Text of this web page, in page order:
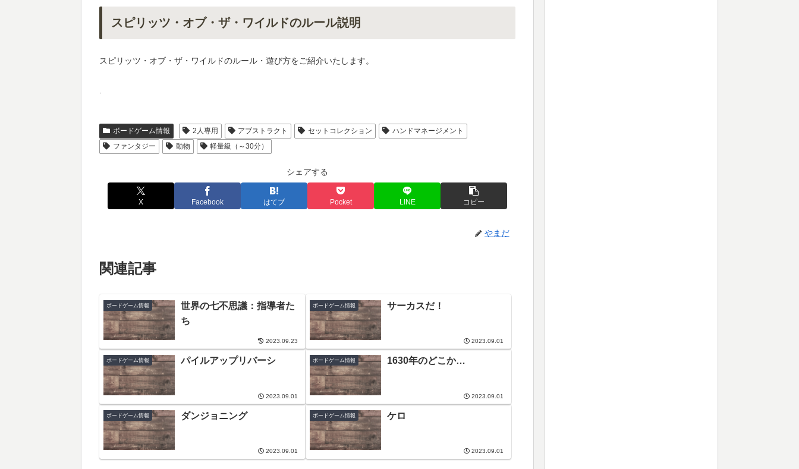
スピリッツ・オブ・ザ・ワイルドのルール説明
スピリッツ・オブ・ザ・ワイルドのルール・遊び方をご紹介いたします。
.
ボードゲーム情報 2人専用 アブストラクト セットコレクション
ハンドマネージメント
ファンタジー
動物 軽量級（～30分）
シェアする
X Facebook はてブ Pocket LINE コピー
やまだ
関連記事
ボードゲーム情報
世界の七不思議：指導者た
ち
2023.09.23
ボードゲーム情報 サーカスだ！
2023.09.01
ボードゲーム情報 パイルアップリバーシ
2023.09.01
ボードゲーム情報 1630年のどこか…
2023.09.01
ボードゲーム情報 ダンジョニング
2023.09.01
ボードゲーム情報 ケロ
2023.09.01